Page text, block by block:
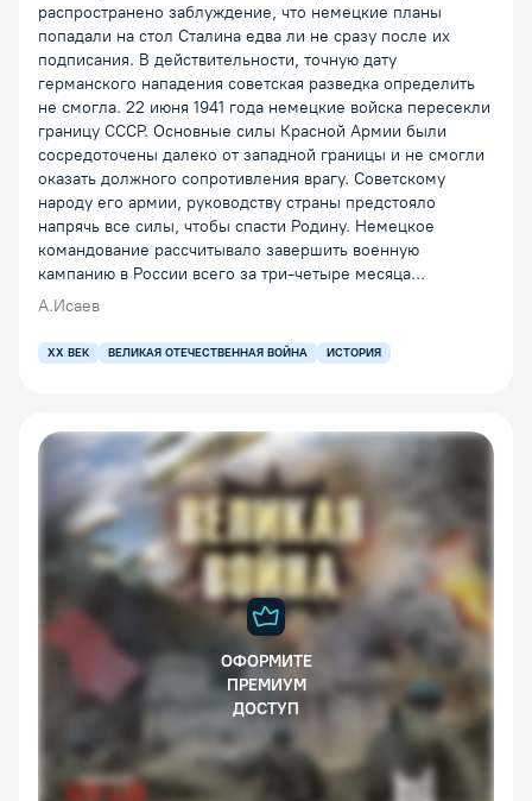
распространено заблуждение, что немецкие планы
попадали на стол Сталина едва ли не сразу после их
подписания. В действительности, точную дату
германского нападения советская разведка определить
не смогла. 22 июня 1941 года немецкие войска пересекли
границу СССР. Основные силы Красной Армии были
сосредоточены далеко от западной границы и не смогли
оказать должного сопротивления врагу. Советскому
народу его армии, руководству страны предстояло
напрячь все силы, чтобы спасти Родину. Немецкое
командование рассчитывало завершить военную
кампанию в России всего за три-четыре месяца...
А.Исаев
XX ВЕК ВЕЛИКАЯ ОТЕЧЕСТВЕННАЯ ВОЙНА ИСТОРИЯ
ОФОРМИТЕ
ПРЕМИУМ
ДОСТУП